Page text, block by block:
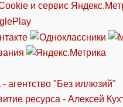
и сервиc
- агентство "Без иллюзий"
ресурса - Алексей